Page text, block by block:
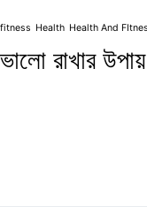
fitness Health Health And
ভালো রাখার উপায়